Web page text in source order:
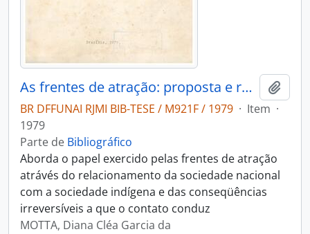
As frentes de atração: proposta e realidade
BR DFFUNAI RJMI BIB-TESE / M921F / 1979 · Item ·
1979
Parte de Bibliográfico
Aborda o papel exercido pelas frentes de atração
atrávés do relacionamento da sociedade nacional
com a sociedade indígena e das conseqüências
irreversíveis a que o contato conduz
MOTTA, Diana Cléa Garcia da